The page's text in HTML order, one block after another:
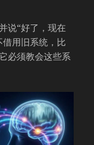
说“好了，现在
用旧系统，比
必须教会这些系